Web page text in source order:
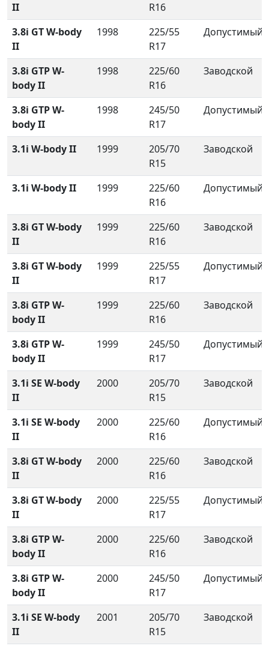
II
R16
3.8i GT W-body
II
1998
225/55
R17
Допустимый
3.8i GTP W-
body II
1998
225/60
R16
Заводской
3.8i GTP W-
body II
1998
245/50
R17
Допустимый
3.1i W-body II 1999
205/70
R15
Заводской
3.1i W-body II 1999
225/60
R16
Допустимый
3.8i GT W-body
II
1999
225/60
R16
Заводской
3.8i GT W-body
II
1999
225/55
R17
Допустимый
3.8i GTP W-
body II
1999
225/60
R16
Заводской
3.8i GTP W-
body II
1999
245/50
R17
Допустимый
3.1i SE W-body
II
2000
205/70
R15
Заводской
3.1i SE W-body
II
2000
225/60
R16
Допустимый
3.8i GT W-body
II
2000
225/60
R16
Заводской
3.8i GT W-body
II
2000
225/55
R17
Допустимый
3.8i GTP W-
body II
2000
225/60
R16
Заводской
3.8i GTP W-
body II
2000
245/50
R17
Допустимый
3.1i SE W-body
II
2001
205/70
R15
Заводской